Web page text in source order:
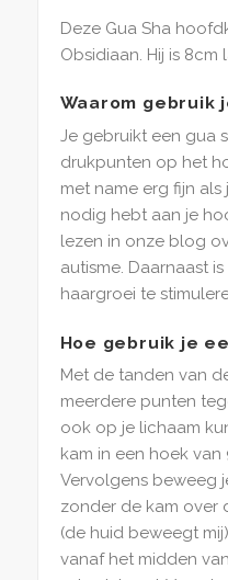
Deze Gua Sha
Obsidiaan. Hij is
Waarom gebruik
Je gebruikt een gua
drukpunten op het
met name erg fijn
nodig hebt aan je
lezen in onze blog
autisme. Daarnaast
haargroei te
Hoe gebruik je
Met de tanden van
meerdere punten
ook op je lichaam
kam in een hoek
Vervolgens beweeg
zonder de kam over
(de huid beweegt
vanaf het midden